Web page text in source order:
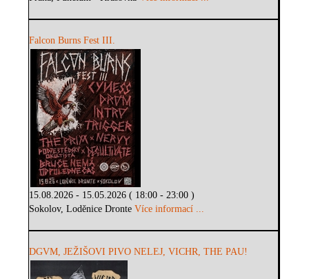
Falcon Burns Fest III.
15.08.2026 - 15.05.2026 ( 18:00 - 23:00 )
Sokolov, Loděnice DronteVíce informací ...
DGVM, JEŽIŠOVI PIVO NELEJ, VICHR, THE PAU!